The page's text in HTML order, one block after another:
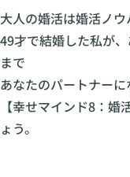
大人の婚活は婚活ノウ
49才で結婚した私が
まで
あなたのパートナーに
【幸せマインド8：
ょう。